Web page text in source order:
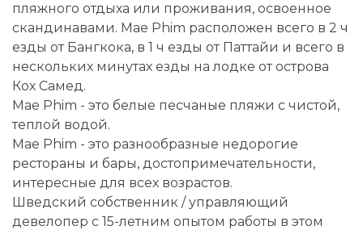
пляжного отдыха или проживания, освоенное
скандинавами. Mae Phim расположен всего в 2 ч
езды от Бангкока, в 1 ч езды от Паттайи и всего в
нескольких минутах езды на лодке от острова
Кох Самед.
Mae Phim - это белые песчаные пляжи с чистой,
теплой водой.
Мае Phim - это разнообразные недорогие
рестораны и бары, достопримечательности,
интересные для всех возрастов.
Шведский собственник / управляющий
девелопер с 15-летним опытом работы в этом